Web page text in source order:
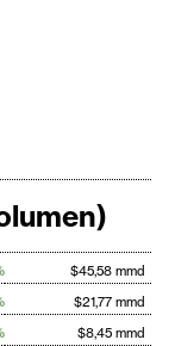
$45,58 mmd
$21,77 mmd
$8,45 mmd